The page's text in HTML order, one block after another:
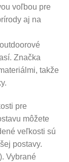
voľbou pre
aj na
Značka
takže
pre
môžete
veľkosti sú
postavy.
Vybrané